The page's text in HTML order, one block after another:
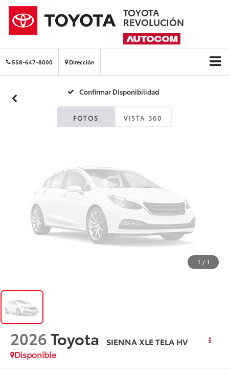
TOYOTA
REVOLUCIÓN
558-647-8000 Dirección
Confirmar Disponibilidad
FOTOS VISTA 360
Fotos No
Disponibles
Por favor, revise luego
1 / 1
2026Toyota
SIENNA XLE TELA HV
Disponible